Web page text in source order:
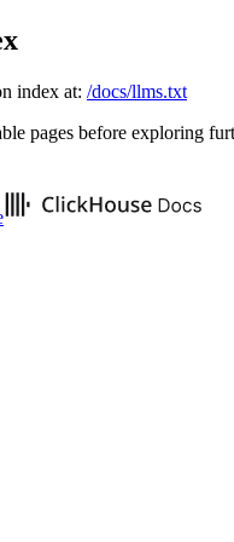
index at: /docs/llms.txt
pages before exploring